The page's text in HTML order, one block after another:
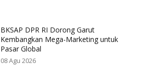
BKSAP DPR RI Dorong Garut
Kembangkan Mega-Marketing untuk
Pasar Global
08 Agu 2026